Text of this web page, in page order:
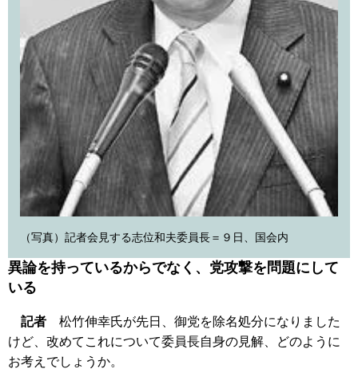
（写真）記者会見する志位和夫委員長＝９日、国会内
異論を持っているからでなく、党攻撃を問題にして
いる
記者 松竹伸幸氏が先日、御党を除名処分になりました
けど、改めてこれについて委員長自身の見解、どのように
お考えでしょうか。